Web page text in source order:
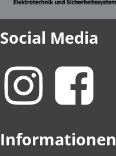
Social Media
Informationen